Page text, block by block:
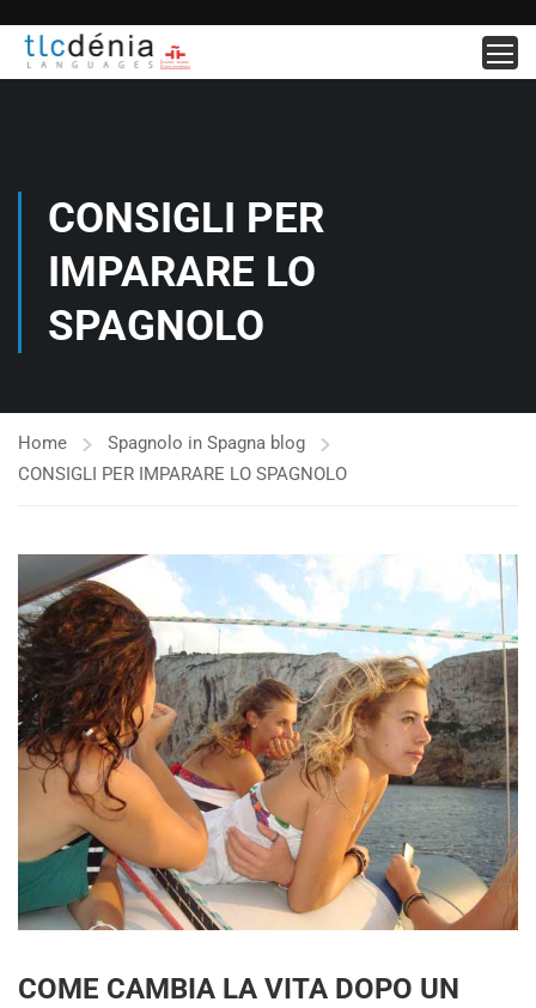
CONSIGLI PER
IMPARARE LO
SPAGNOLO
Home
Spagnolo in Spagna blog
CONSIGLI PER IMPARARE LO SPAGNOLO
COME CAMBIA LA VITA DOPO UN